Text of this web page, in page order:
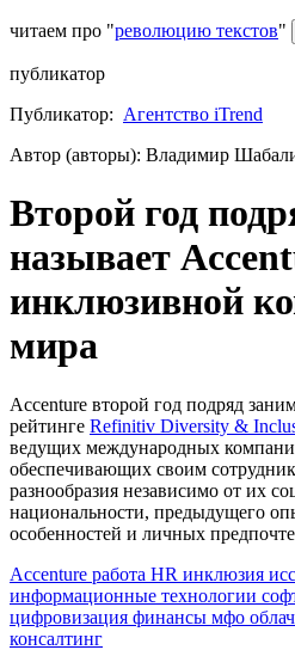
читаем про "революцию текстов"
публикатор
Публикатор: Агентство iTrend
Автор (авторы): Владимир
Второй год
называет
инклюзивной
мира
Accenture второй год подряд
рейтинге Refinitiv Diversity &
ведущих международных
обеспечивающих своим
разнообразия независимо от их
национальности, предыдущего
особенностей и личных
Accenture работа HR инклюзия
информационные технологии
цифровизация финансы мфо
консалтинг